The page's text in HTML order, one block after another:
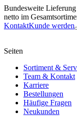
Bundesweite
netto im
KontaktKunde werden
Seiten
Sortiment &
Team & Kontakt
Karriere
Bestellungen
Häufige Fragen
Neukunden